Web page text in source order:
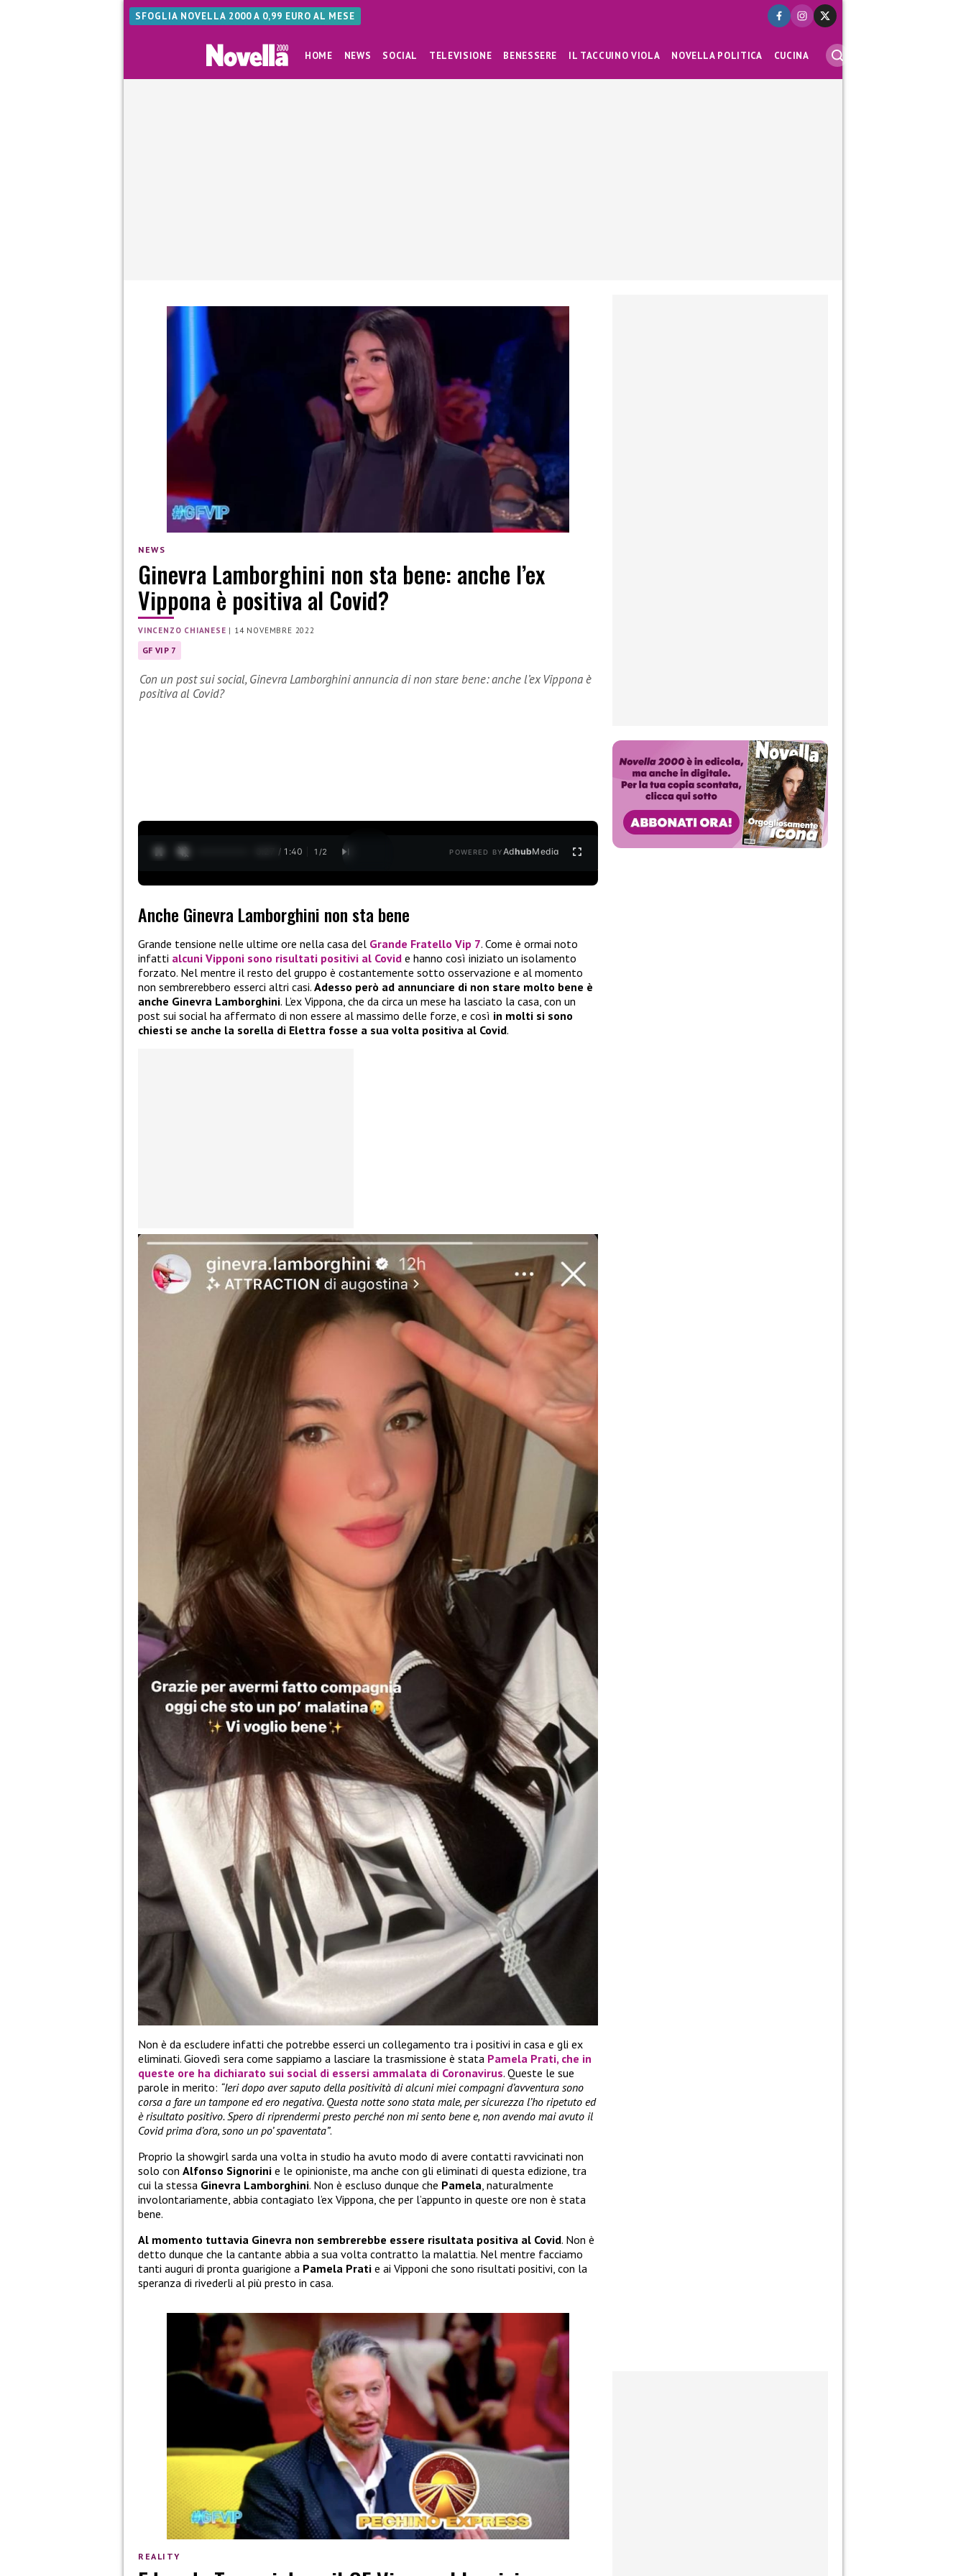
SFOGLIA NOVELLA 2000 A 0,99 EURO AL MESE
HOME NEWS SOCIAL TELEVISIONE BENESSERE IL TACCUINO VIOLA NOVELLA POLITICA CUCINA
NEWS
Ginevra Lamborghini non sta bene: anche l’ex
Vippona è positiva al Covid?
VINCENZO CHIANESE | 14 NOVEMBRE 2022
GF VIP 7
Con un post sui social, Ginevra Lamborghini annuncia di non stare bene: anche l’ex Vippona è
positiva al Covid?
0:28 / 1:40 1 /2 POWERED BYAdhubMedia
Anche Ginevra Lamborghini non sta bene
Grande tensione nelle ultime ore nella casa del Grande Fratello Vip 7. Come è ormai noto
infatti alcuni Vipponi sono risultati positivi al Covid e hanno così iniziato un isolamento
forzato. Nel mentre il resto del gruppo è costantemente sotto osservazione e al momento
non sembrerebbero esserci altri casi. Adesso però ad annunciare di non stare molto bene è
anche Ginevra Lamborghini. L’ex Vippona, che da circa un mese ha lasciato la casa, con un
post sui social ha affermato di non essere al massimo delle forze, e così in molti si sono
chiesti se anche la sorella di Elettra fosse a sua volta positiva al Covid.
Non è da escludere infatti che potrebbe esserci un collegamento tra i positivi in casa e gli ex
eliminati. Giovedì sera come sappiamo a lasciare la trasmissione è stata Pamela Prati, che in
queste ore ha dichiarato sui social di essersi ammalata di Coronavirus. Queste le sue
parole in merito: “Ieri dopo aver saputo della positività di alcuni miei compagni d’avventura sono
corsa a fare un tampone ed ero negativa. Questa notte sono stata male, per sicurezza l’ho ripetuto ed
è risultato positivo. Spero di riprendermi presto perché non mi sento bene e, non avendo mai avuto il
Covid prima d’ora, sono un po’ spaventata”.
Proprio la showgirl sarda una volta in studio ha avuto modo di avere contatti ravvicinati non
solo con Alfonso Signorini e le opinioniste, ma anche con gli eliminati di questa edizione, tra
cui la stessa Ginevra Lamborghini. Non è escluso dunque che Pamela , naturalmente
involontariamente, abbia contagiato l’ex Vippona, che per l’appunto in queste ore non è stata
bene.
Al momento tuttavia Ginevra non sembrerebbe essere risultata positiva al Covid. Non è
detto dunque che la cantante abbia a sua volta contratto la malattia. Nel mentre facciamo
tanti auguri di pronta guarigione a Pamela Prati e ai Vipponi che sono risultati positivi, con la
speranza di rivederli al più presto in casa.
REALITY